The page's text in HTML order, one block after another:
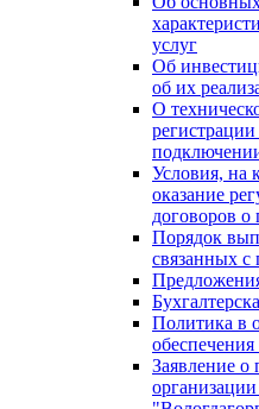
услуг
Об
об их
О
Условия, на
оказание
договоров
Порядок
связанных
Политика в
Заявление о